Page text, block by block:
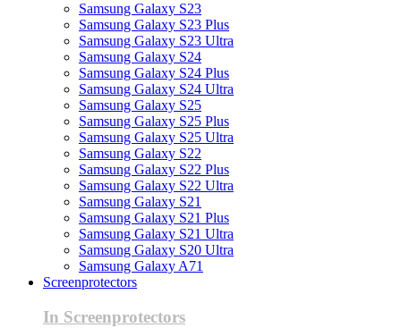
Samsung Galaxy S23
Samsung Galaxy S23 Plus
Samsung Galaxy S23 Ultra
Samsung Galaxy S24
Samsung Galaxy S24 Plus
Samsung Galaxy S24 Ultra
Samsung Galaxy S25
Samsung Galaxy S25 Plus
Samsung Galaxy S25 Ultra
Samsung Galaxy S22
Samsung Galaxy S22 Plus
Samsung Galaxy S22 Ultra
Samsung Galaxy S21
Samsung Galaxy S21 Plus
Samsung Galaxy S21 Ultra
Samsung Galaxy S20 Ultra
Samsung Galaxy A71
Screenprotectors
In Screenprotectors